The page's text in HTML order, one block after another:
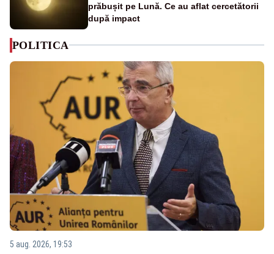
prăbușit pe Lună. Ce au aflat cercetătorii
după impact
POLITICA
5 aug. 2026, 19:53